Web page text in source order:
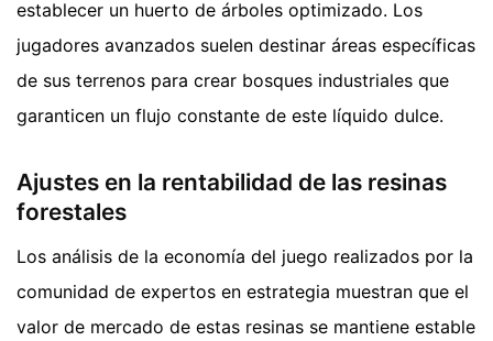
establecer un huerto de árboles optimizado. Los
jugadores avanzados suelen destinar áreas específicas
de sus terrenos para crear bosques industriales que
garanticen un flujo constante de este líquido dulce.
Ajustes en la rentabilidad de las resinas
forestales
Los análisis de la economía del juego realizados por la
comunidad de expertos en estrategia muestran que el
valor de mercado de estas resinas se mantiene estable